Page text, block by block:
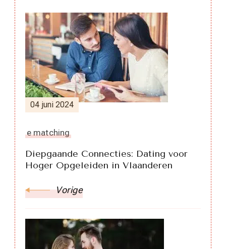
Berichtnavigatie
04 juni 2024
e matching
Diepgaande Connecties: Dating voor
Hoger Opgeleiden in Vlaanderen
Vorige